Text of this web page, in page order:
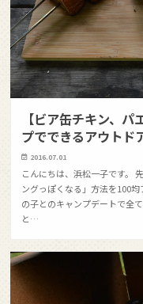
【ビア缶チキン、
プでできるアウトド
2016.07.01
こんにちは、浜松一子です。
ングっぽくなる」方法を100
の子とのキャンプデートで全
と…